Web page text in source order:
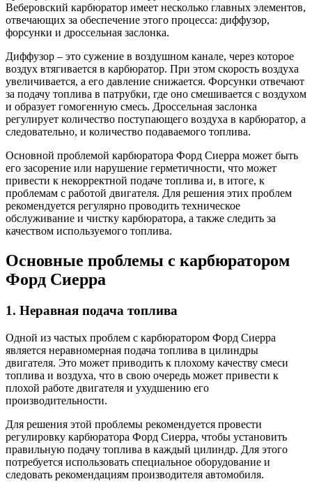
Веберовский карбюратор имеет несколько главных элементов,
отвечающих за обеспечение этого процесса: диффузор,
форсунки и дроссельная заслонка.
Диффузор – это сужение в воздушном канале, через которое
воздух втягивается в карбюратор. При этом скорость воздуха
увеличивается, а его давление снижается. Форсунки отвечают
за подачу топлива в патрубки, где оно смешивается с воздухом
и образует гомогенную смесь. Дроссельная заслонка
регулирует количество поступающего воздуха в карбюратор, а
следовательно, и количество подаваемого топлива.
Основной проблемой карбюратора Форд Сиерра может быть
его засорение или нарушение герметичности, что может
привести к некорректной подаче топлива и, в итоге, к
проблемам с работой двигателя. Для решения этих проблем
рекомендуется регулярно проводить техническое
обслуживание и чистку карбюратора, а также следить за
качеством используемого топлива.
Основные проблемы с карбюратором
Форд Сиерра
1. Неравная подача топлива
Одной из частых проблем с карбюратором Форд Сиерра
является неравномерная подача топлива в цилиндры
двигателя. Это может приводить к плохому качеству смеси
топлива и воздуха, что в свою очередь может привести к
плохой работе двигателя и ухудшению его
производительности.
Для решения этой проблемы рекомендуется провести
регулировку карбюратора Форд Сиерра, чтобы установить
правильную подачу топлива в каждый цилиндр. Для этого
потребуется использовать специальное оборудование и
следовать рекомендациям производителя автомобиля.